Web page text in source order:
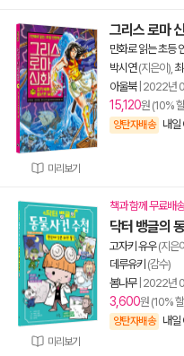
미리보기
그리스 로마
만화로 읽는 초등
박시연(지은이),
아울북| 2022년
15,120원 (10%
양탄자배송 내일
미리보기
책과 함께 무료배
닥터 뱅글의
고자키 유우(지은
데루유키 (감수)
봄나무| 2022년
3,600원 (10%
양탄자배송 내일